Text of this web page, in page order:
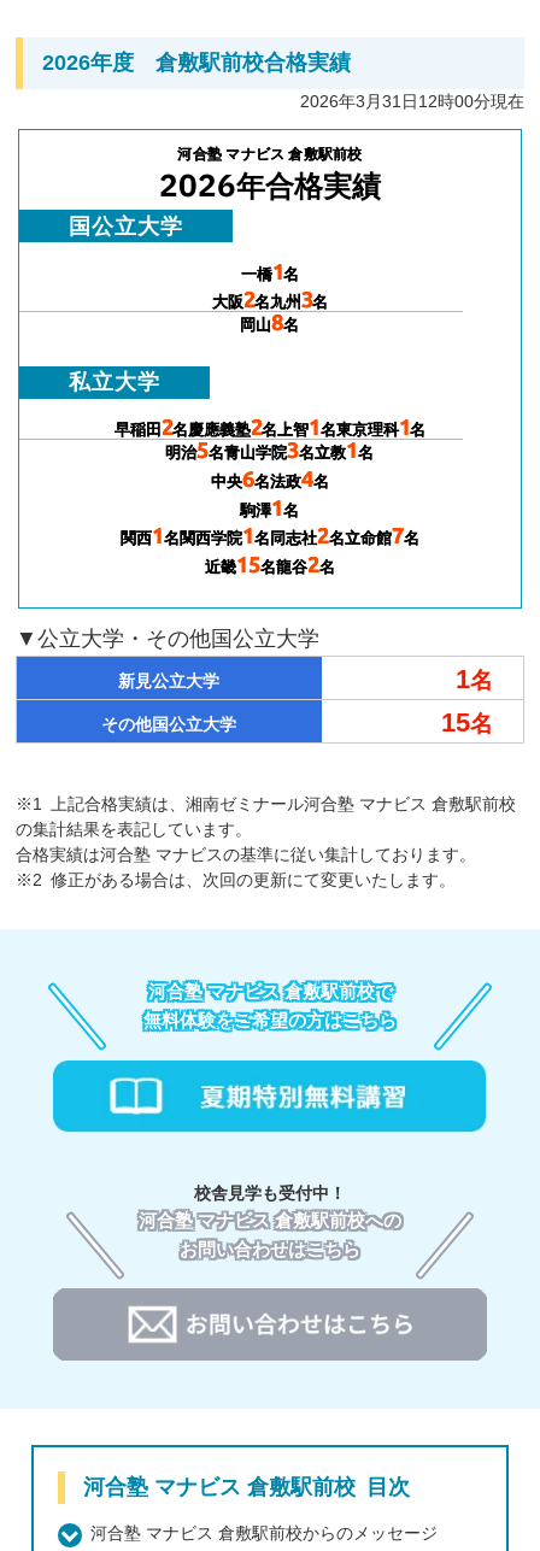
2026年度 倉敷駅前校合格実績
2026年3月31日12時00分現在
河合塾 マナビス 倉敷駅前校
2026年合格実績
国公立大学
一橋1名
大阪2名九州3名
岡山8名
私立大学
早稲田 2名慶應義塾2名上智1名東京理科1名
明治5名青山学院3名立教1名
中央6名法政4名
駒澤1名
関西1名 関西学院1名 同志社2名立命館7名
近畿15名龍谷2名
▼公立大学・その他国公立大学
新見公立大学 1名
その他国公立大学 15名
※1
上記合格実績は、湘南ゼミナール河合塾 マナビス 倉敷駅前校
の集計結果を表記しています。
合格実績は河合塾 マナビスの基準に従い集計しております。
※2 修正がある場合は、次回の更新にて変更いたします。
校舎見学も受付中！
河合塾 マナビス 倉敷駅前校への
お問い合わせはこちら
河合塾 マナビス 倉敷駅前校で
無料体験をご希望の方はこちら
河合塾 マナビス 倉敷駅前校 目次
河合塾 マナビス 倉敷駅前校からのメッセージ